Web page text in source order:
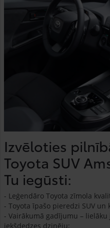
Izvēloties
Toyota SUV
Tu iegūsti:
- Leģendāro Toyota zīmola
- Toyota īpašo pieredzi SUV un
- Vairākumā gadījumu –
iekšdedzes dzinēju;